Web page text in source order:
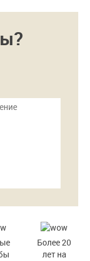
Более 20
лет на